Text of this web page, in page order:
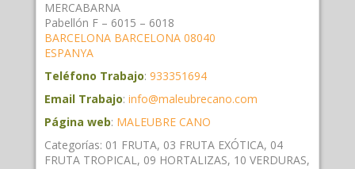
MERCABARNA
Pabellón F – 6015 – 6018
BARCELONA BARCELONA 08040
ESPANYA
Teléfono Trabajo: 933351694
Email Trabajo: info@maleubrecano.com
Página web: MALEUBRE CANO
Categorías: 01 FRUTA, 03 FRUTA EXÓTICA, 04
FRUTA TROPICAL , 09 HORTALIZAS, 10 VERDURAS,